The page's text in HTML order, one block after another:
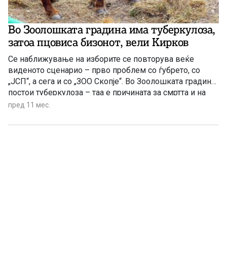
Во Зоолошката градина има туберкулоза,
затоа пцовиса бизонот, вели Кирков
Се наближување на изборите се повторува веќе
виденото сценарио – прво проблем со ѓубрето, со
„ЈСП“, а сега и со „ЗОО Скопје“. Во Зоолошката градина
постои туберкулоза – таа е причината за смртта и на
европскиот бзон, тврди Стефан Кирков, советник во
пред 11 мес.